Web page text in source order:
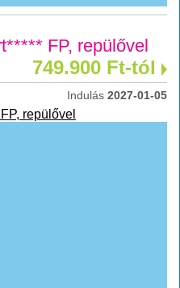
FP, repülővel
749.900 Ft-tól
Indulás 2027-01-05